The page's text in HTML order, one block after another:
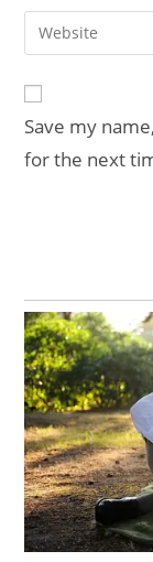
comment
email
address
Enter
your
URL
(optional)
Save my
for the next